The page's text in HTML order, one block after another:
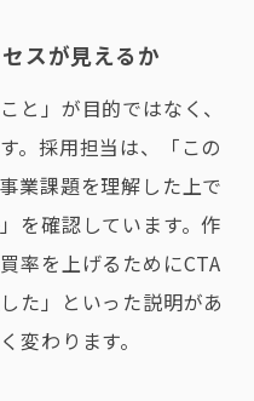
スが見えるか
と」が目的ではなく、
。採用担当は、「この
業課題を理解した上で
を確認しています。作
率を上げるためにCTA
た」といった説明があ
変わります。